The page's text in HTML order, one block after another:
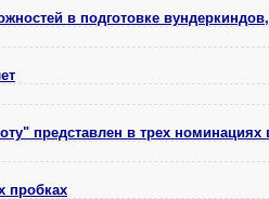
в подготовке
представлен в трех номинациях
пробках